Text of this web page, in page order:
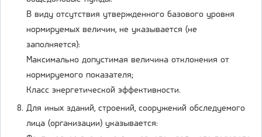
В виду отсутствия утвержденного базового уровня
нормируемых величин, не указывается (не
заполняется):
Максимально допустимая величина отклонения от
нормируемого показателя;
Класс энергетической эффективности.
Для иных зданий, строений, сооружений обследуемого
лица (организации) указывается: